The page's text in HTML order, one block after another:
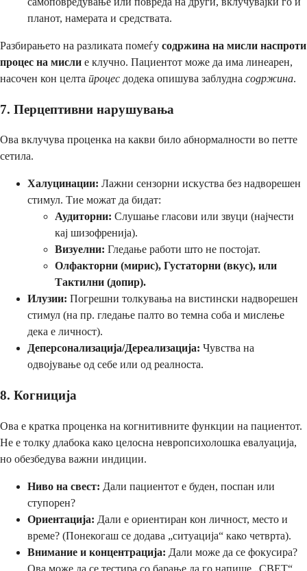
планот, намерата и средствата.
Разбирањето на разликата помеѓу содржина на мисли наспроти
процес на мисли е клучно. Пациентот може да има линеарен,
насочен кон целта процес додека опишува заблудна содржина.
7. Перцептивни нарушувања
Ова вклучува проценка на какви било абнормалности во петте
сетила.
Халуцинации: Лажни сензорни искуства без надворешен
стимул. Тие можат да бидат:
Аудиторни: Слушање гласови или звуци (најчести
кај шизофренија).
Визуелни: Гледање работи што не постојат.
Олфакторни (мирис), Густаторни (вкус), или
Тактилни (допир).
Илузии: Погрешни толкувања на вистински надворешен
стимул (на пр. гледање палто во темна соба и мислење
дека е личност).
Деперсонализација/Дереализација: Чувства на
одвојување од себе или од реалноста.
8. Когниција
Ова е кратка проценка на когнитивните функции на пациентот.
Не е толку длабока како целосна невропсихолошка евалуација,
но обезбедува важни индиции.
Ниво на свест: Дали пациентот е буден, поспан или
ступорен?
Ориентација: Дали е ориентиран кон личност, место и
време? (Понекогаш се додава „ситуација“ како четврта).
Внимание и концентрација: Дали може да се фокусира?
Ова може да се тестира со барање да го напише „СВЕТ“